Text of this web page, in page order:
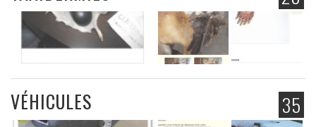
35
VÉHICULES